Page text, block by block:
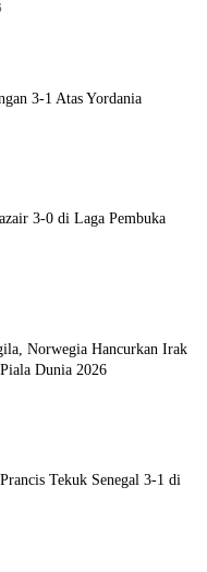
3-1 Atas Yordania
3-0 di Laga Pembuka
Norwegia Hancurkan Irak
Dunia 2026
Tekuk Senegal 3-1 di